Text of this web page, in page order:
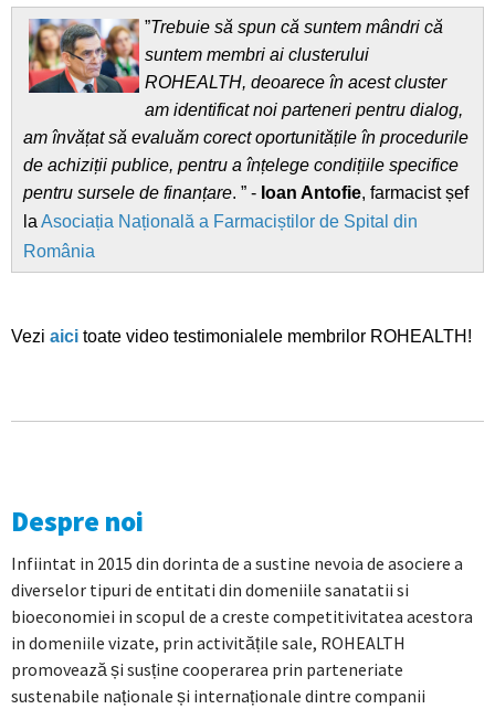
”Trebuie să spun că suntem mândri că
suntem membri ai clusterului
ROHEALTH, deoarece în acest cluster
am identificat noi parteneri pentru dialog,
am învățat să evaluăm corect oportunitățile în procedurile
de achiziții publice, pentru a înțelege condițiile specifice
pentru sursele de finanțare. ” - Ioan Antofie, farmacist șef
la Asociația Națională a Farmaciștilor de Spital din
România
Vezi aici toate video testimonialele membrilor ROHEALTH!
Despre noi
Infiintat in 2015 din dorinta de a sustine nevoia de asociere a
diverselor tipuri de entitati din domeniile sanatatii si
bioeconomiei in scopul de a creste competitivitatea acestora
in domeniile vizate, prin activitățile sale, ROHEALTH
promovează și susține cooperarea prin parteneriate
sustenabile naționale și internaționale dintre companii